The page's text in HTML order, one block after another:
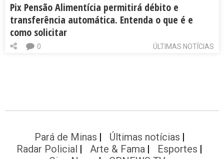
Pix Pensão Alimentícia permitirá débito e
transferência automática. Entenda o que é e
como solicitar
ÚLTIMAS NOTÍCIAS
0
Pará de Minas
Últimas notícias
Radar Policial
Arte & Fama
Esportes